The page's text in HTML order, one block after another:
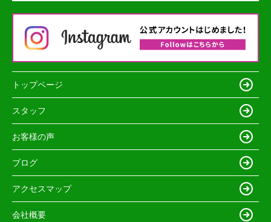
トップページ
スタッフ
お客様の声
ブログ
アクセスマップ
会社概要